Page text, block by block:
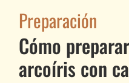
Preparación
Cómo
arcoíris con